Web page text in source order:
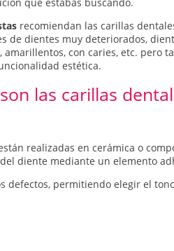
que estabas buscando.
recomiendan las carillas
de dientes muy deteriorados,
amarillentos, con caries, etc. pero
estética.
las carillas
realizadas en cerámica o
diente mediante un elemento
defectos, permitiendo elegir el